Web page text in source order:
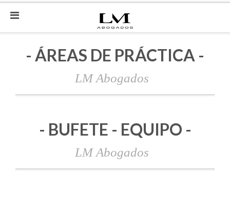
- ÁREAS DE PRÁCTICA -
LM Abogados
- BUFETE - EQUIPO -
LM Abogados